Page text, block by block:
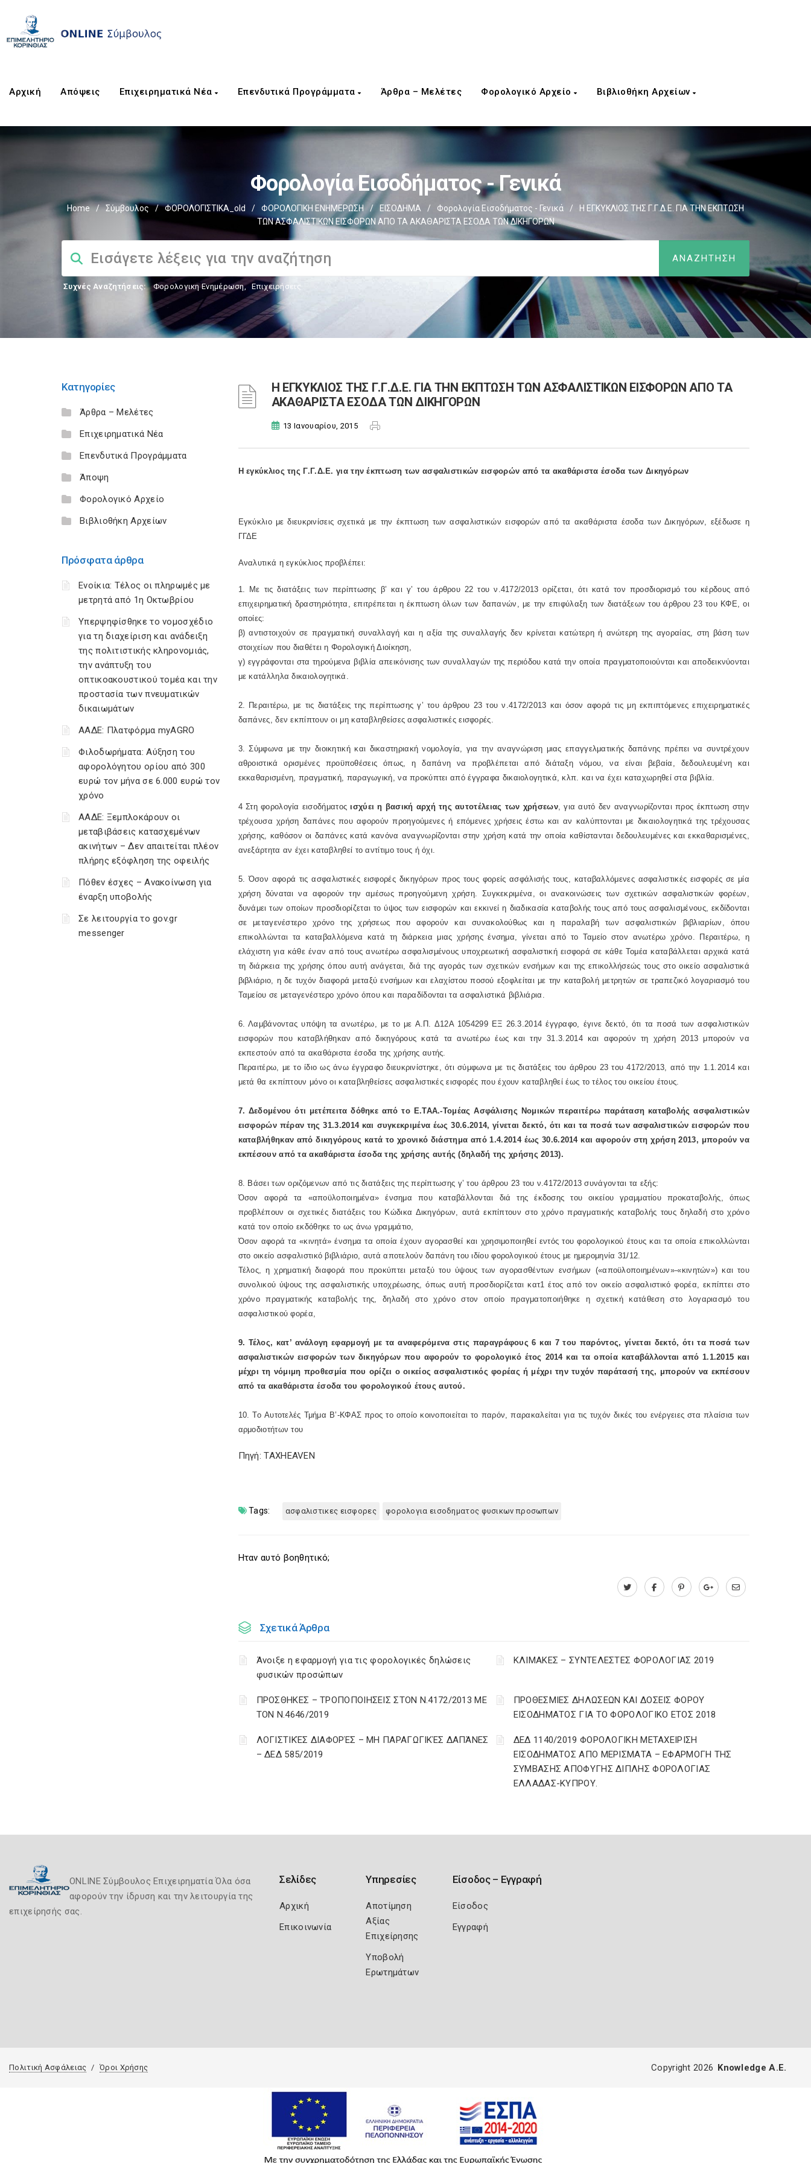
Αρχική Απόψεις Επιχειρηματικά Νέα Επενδυτικά Προγράμματα Άρθρα – Μελέτες Φορολογικό Αρχείο Βιβλιοθήκη Αρχείων
Φορολογία Εισοδήματος - Γενικά
Home / Σύμβουλος / ΦΟΡΟΛΟΓΙΣΤΙΚΑ_old / ΦΟΡΟΛΟΓΙΚΗ ΕΝΗΜΕΡΩΣΗ / ΕΙΣΟΔΗΜΑ / Φορολογία Εισοδήματος - Γενικά /
H ΕΓΚΥΚΛΙΟΣ ΤΗΣ Γ.Γ.Δ.Ε. ΓΙΑ ΤΗΝ ΕΚΠΤΩΣΗ
ΤΩΝ ΑΣΦΑΛΙΣΤΙΚΩΝ ΕΙΣΦΟΡΩΝ ΑΠΟ ΤΑ ΑΚΑΘΑΡΙΣΤΑ ΕΣΟΔΑ ΤΩΝ ΔΙΚΗΓΟΡΩΝ
Συχνές Αναζητήσεις: Φορολογικη Ενημέρωση, Επιχειρήσεις
Κατηγορίες
Άρθρα – Μελέτες
Επιχειρηματικά Νέα
Επενδυτικά Προγράμματα
Άποψη
Φορολογικό Αρχείο
Βιβλιοθήκη Αρχείων
Πρόσφατα άρθρα
Ενοίκια: Τέλος οι πληρωμές με
μετρητά από 1η Οκτωβρίου
Υπερψηφίσθηκε το νομοσχέδιο
για τη διαχείριση και ανάδειξη
της πολιτιστικής κληρονομιάς,
την ανάπτυξη του
οπτικοακουστικού τομέα και την
προστασία των πνευματικών
δικαιωμάτων
ΑΑΔΕ: Πλατφόρμα myAGRO
Φιλοδωρήματα: Αύξηση του
αφορολόγητου ορίου από 300
ευρώ τον μήνα σε 6.000 ευρώ τον
χρόνο
ΑΑΔΕ: Ξεμπλοκάρουν οι
μεταβιβάσεις κατασχεμένων
ακινήτων – Δεν απαιτείται πλέον
πλήρης εξόφληση της οφειλής
Πόθεν έσχες – Ανακοίνωση για
έναρξη υποβολής
Σε λειτουργία το gov.gr
messenger
H ΕΓΚΥΚΛΙΟΣ ΤΗΣ Γ.Γ.Δ.Ε. ΓΙΑ ΤΗΝ ΕΚΠΤΩΣΗ ΤΩΝ ΑΣΦΑΛΙΣΤΙΚΩΝ ΕΙΣΦΟΡΩΝ ΑΠΟ ΤΑ
ΑΚΑΘΑΡΙΣΤΑ ΕΣΟΔΑ ΤΩΝ ΔΙΚΗΓΟΡΩΝ
13 Ιανουαρίου, 2015
H εγκύκλιος της Γ.Γ.Δ.Ε. για την έκπτωση των ασφαλιστικών εισφορών από τα ακαθάριστα έσοδα των Δικηγόρων
Εγκύκλιο με διευκρινίσεις σχετικά με την έκπτωση των ασφαλιστικών εισφορών από τα ακαθάριστα έσοδα των Δικηγόρων, εξέδωσε η
ΓΓΔΕ
Αναλυτικά η εγκύκλιος προβλέπει:
1. Με τις διατάξεις των περίπτωσης β’ και γ’ του άρθρου 22 του ν.4172/2013 ορίζεται, ότι κατά τον προσδιορισμό του κέρδους από
επιχειρηματική δραστηριότητα, επιτρέπεται η έκπτωση όλων των δαπανών, με την επιφύλαξη των διατάξεων του άρθρου 23 του ΚΦΕ, οι
οποίες:
β) αντιστοιχούν σε πραγματική συναλλαγή και η αξία της συναλλαγής δεν κρίνεται κατώτερη ή ανώτερη της αγοραίας, στη βάση των
στοιχείων που διαθέτει η Φορολογική Διοίκηση,
γ) εγγράφονται στα τηρούμενα βιβλία απεικόνισης των συναλλαγών της περιόδου κατά την οποία πραγματοποιούνται και αποδεικνύονται
με κατάλληλα δικαιολογητικά.
2. Περαιτέρω, με τις διατάξεις της περίπτωσης γ’ του άρθρου 23 του ν.4172/2013 και όσον αφορά τις μη εκπιπτόμενες επιχειρηματικές
δαπάνες, δεν εκπίπτουν οι μη καταβληθείσες ασφαλιστικές εισφορές.
3. Σύμφωνα με την διοικητική και δικαστηριακή νομολογία, για την αναγνώριση μιας επαγγελματικής δαπάνης πρέπει να συντρέχουν
αθροιστικά ορισμένες προϋποθέσεις όπως, η δαπάνη να προβλέπεται από διάταξη νόμου, να είναι βεβαία, δεδουλευμένη και
εκκαθαρισμένη, πραγματική, παραγωγική, να προκύπτει από έγγραφα δικαιολογητικά, κλπ. και να έχει καταχωρηθεί στα βιβλία.
4 Στη φορολογία εισοδήματος ισχύει η βασική αρχή της αυτοτέλειας των χρήσεων, για αυτό δεν αναγνωρίζονται προς έκπτωση στην
τρέχουσα χρήση δαπάνες που αφορούν προηγούμενες ή επόμενες χρήσεις έστω και αν καλύπτονται με δικαιολογητικά της τρέχουσας
χρήσης, καθόσον οι δαπάνες κατά κανόνα αναγνωρίζονται στην χρήση κατά την οποία καθίστανται δεδουλευμένες και εκκαθαρισμένες,
ανεξάρτητα αν έχει καταβληθεί το αντίτιμο τους ή όχι.
5. Όσον αφορά τις ασφαλιστικές εισφορές δικηγόρων προς τους φορείς ασφάλισής τους, καταβαλλόμενες ασφαλιστικές εισφορές σε μία
χρήση δύναται να αφορούν την αμέσως προηγούμενη χρήση. Συγκεκριμένα, οι ανακοινώσεις των σχετικών ασφαλιστικών φορέων,
δυνάμει των οποίων προσδιορίζεται το ύψος των εισφορών και εκκινεί η διαδικασία καταβολής τους από τους ασφαλισμένους, εκδίδονται
σε μεταγενέστερο χρόνο της χρήσεως που αφορούν και συνακολούθως και η παραλαβή των ασφαλιστικών βιβλιαρίων, όπου
επικολλώνται τα καταβαλλόμενα κατά τη διάρκεια μιας χρήσης ένσημα, γίνεται από το Ταμείο στον ανωτέρω χρόνο. Περαιτέρω, η
ελάχιστη για κάθε έναν από τους ανωτέρω ασφαλισμένους υποχρεωτική ασφαλιστική εισφορά σε κάθε Τομέα καταβάλλεται αρχικά κατά
τη διάρκεια της χρήσης όπου αυτή ανάγεται, διά της αγοράς των σχετικών ενσήμων και της επικολλήσεώς τους στο οικείο ασφαλιστικά
βιβλιάριο, η δε τυχόν διαφορά μεταξύ ενσήμων και ελαχίστου ποσού εξοφλείται με την καταβολή μετρητών σε τραπεζικό λογαριασμό του
Ταμείου σε μεταγενέστερο χρόνο όπου και παραδίδονται τα ασφαλιστικά βιβλιάρια.
6. Λαμβάνοντας υπόψη τα ανωτέρω, με το με Α.Π. Δ12Α 1054299 ΕΞ 26.3.2014 έγγραφο, έγινε δεκτό, ότι τα ποσά των ασφαλιστικών
εισφορών που καταβλήθηκαν από δικηγόρους κατά τα ανωτέρω έως και την 31.3.2014 και αφορούν τη χρήση 2013 μπορούν να
εκπεστούν από τα ακαθάριστα έσοδα της χρήσης αυτής.
Περαιτέρω, με το ίδιο ως άνω έγγραφο διευκρινίστηκε, ότι σύμφωνα με τις διατάξεις του άρθρου 23 του 4172/2013, από την 1.1.2014 και
μετά θα εκπίπτουν μόνο οι καταβληθείσες ασφαλιστικές εισφορές που έχουν καταβληθεί έως το τέλος του οικείου έτους.
7. Δεδομένου ότι μετέπειτα δόθηκε από το Ε.ΤΑΑ.-Τομέας Ασφάλισης Νομικών περαιτέρω παράταση καταβολής ασφαλιστικών
εισφορών πέραν της 31.3.2014 και συγκεκριμένα έως 30.6.2014, γίνεται δεκτό, ότι και τα ποσά των ασφαλιστικών εισφορών που
καταβλήθηκαν από δικηγόρους κατά το χρονικό διάστημα από 1.4.2014 έως 30.6.2014 και αφορούν στη χρήση 2013, μπορούν να
εκπέσουν από τα ακαθάριστα έσοδα της χρήσης αυτής (δηλαδή της χρήσης 2013).
8. Βάσει των οριζόμενων από τις διατάξεις της περίπτωσης γ’ του άρθρου 23 του ν.4172/2013 συνάγονται τα εξής:
Όσον αφορά τα «αποϋλοποιημένα» ένσημα που καταβάλλονται διά της έκδοσης του οικείου γραμματίου προκαταβολής, όπως
προβλέπουν οι σχετικές διατάξεις του Κώδικα Δικηγόρων, αυτά εκπίπτουν στο χρόνο πραγματικής καταβολής τους δηλαδή στο χρόνο
κατά τον οποίο εκδόθηκε το ως άνω γραμμάτιο,
Όσον αφορά τα «κινητά» ένσημα τα οποία έχουν αγορασθεί και χρησιμοποιηθεί εντός του φορολογικού έτους και τα οποία επικολλώνται
στο οικείο ασφαλιστικό βιβλιάριο, αυτά αποτελούν δαπάνη του ιδίου φορολογικού έτους με ημερομηνία 31/12.
Τέλος, η χρηματική διαφορά που προκύπτει μεταξύ του ύψους των αγορασθέντων ενσήμων («αποϋλοποιημένων»-«κινητών») και του
συνολικού ύψους της ασφαλιστικής υποχρέωσης, όπως αυτή προσδιορίζεται κατ1 έτος από τον οικείο ασφαλιστικό φορέα, εκπίπτει στο
χρόνο πραγματικής καταβολής της, δηλαδή στο χρόνο στον οποίο πραγματοποιήθηκε η σχετική κατάθεση στο λογαριασμό του
ασφαλιστικού φορέα,
9. Τέλος, κατ’ ανάλογη εφαρμογή με τα αναφερόμενα στις παραγράφους 6 και 7 του παρόντος, γίνεται δεκτό, ότι τα ποσά των
ασφαλιστικών εισφορών των δικηγόρων που αφορούν το φορολογικό έτος 2014 και τα οποία καταβάλλονται από 1.1.2015 και
μέχρι τη νόμιμη προθεσμία που ορίζει ο οικείος ασφαλιστικός φορέας ή μέχρι την τυχόν παράτασή της, μπορούν να εκπέσουν
από τα ακαθάριστα έσοδα του φορολογικού έτους αυτού.
10. To Αυτοτελές Τμήμα Β’-ΚΦΑΣ προς το οποίο κοινοποιείται το παρόν, παρακαλείται για τις τυχόν δικές του ενέργειες στα πλαίσια των
αρμοδιοτήτων του
Πηγή: TAXHEAVEN
Tags: ασφαλιστικες εισφορες φορολογια εισοδηματος φυσικων προσωπων
Ηταν αυτό βοηθητικό;
Σχετικά Άρθρα
Άνοιξε η εφαρμογή για τις φορολογικές δηλώσεις
φυσικών προσώπων
ΚΛΙΜΑΚΕΣ – ΣΥΝΤΕΛΕΣΤΕΣ ΦΟΡΟΛΟΓΙΑΣ 2019
ΠΡΟΣΘΗΚΕΣ – ΤΡΟΠΟΠΟΙΗΣΕΙΣ ΣΤΟΝ Ν.4172/2013 ΜΕ
ΤΟΝ Ν.4646/2019
ΠΡΟΘΕΣΜΙΕΣ ΔΗΛΩΣΕΩΝ ΚΑΙ ΔΟΣΕΙΣ ΦΟΡΟΥ
ΕΙΣΟΔΗΜΑΤΟΣ ΓΙΑ ΤΟ ΦΟΡΟΛΟΓΙΚΟ ΕΤΟΣ 2018
ΛΟΓΙΣΤΙΚΈΣ ΔΙΑΦΟΡΈΣ – ΜΗ ΠΑΡΑΓΩΓΙΚΈΣ ΔΑΠΆΝΕΣ
– ΔΕΔ 585/2019
ΔΕΔ 1140/2019 ΦΟΡΟΛΟΓΙΚΗ ΜΕΤΑΧΕΙΡΙΣΗ
ΕΙΣΟΔΗΜΑΤΟΣ ΑΠΟ ΜΕΡΙΣΜΑΤΑ – ΕΦΑΡΜΟΓΗ ΤΗΣ
ΣΥΜΒΑΣΗΣ ΑΠΟΦΥΓΗΣ ΔΙΠΛΗΣ ΦΟΡΟΛΟΓΙΑΣ
ΕΛΛΑΔΑΣ-ΚΥΠΡΟΥ.
ONLINE Σύμβουλος Επιχειρηματία Όλα όσα
αφορούν την ίδρυση και την λειτουργία της
επιχείρησής σας.
Σελίδες
Αρχική
Επικοινωνία
Υπηρεσίες
Αποτίμηση
Αξίας
Επιχείρησης
Υποβολή
Ερωτημάτων
Είσοδος – Εγγραφή
Είσοδος
Εγγραφή
Πολιτική Ασφάλειας Όροι Χρήσης Copyright 2026 Knowledge A.E.